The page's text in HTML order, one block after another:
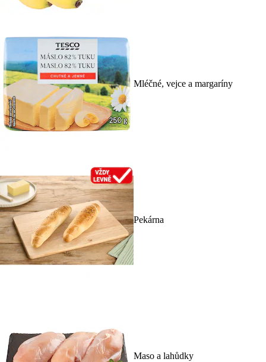
Mléčné, vejce a margaríny
Pekárna
Maso a lahůdky